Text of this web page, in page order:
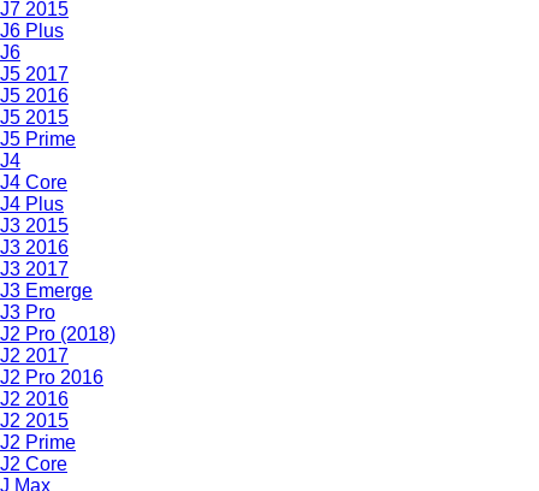
J7 2015
J6 Plus
J6
J5 2017
J5 2016
J5 2015
J5 Prime
J4
J4 Core
J4 Plus
J3 2015
J3 2016
J3 2017
J3 Emerge
J3 Pro
J2 Pro (2018)
J2 2017
J2 Pro 2016
J2 2016
J2 2015
J2 Prime
J2 Core
J Max